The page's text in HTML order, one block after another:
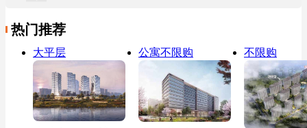
热门推荐
大平层 公寓不限购 不限购